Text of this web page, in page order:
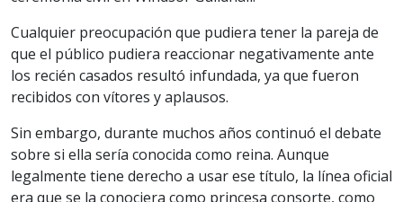
Cualquier preocupación que pudiera tener la pareja de
que el público pudiera reaccionar negativamente ante
los recién casados resultó infundada, ya que fueron
recibidos con vítores y aplausos.
Sin embargo, durante muchos años continuó el debate
sobre si ella sería conocida como reina. Aunque
legalmente tiene derecho a usar ese título, la línea oficial
era que se la conociera como princesa consorte, como